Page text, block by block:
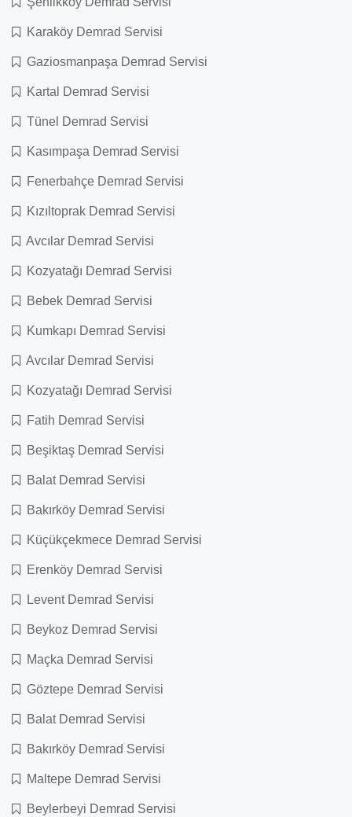
Karaköy Demrad Servisi
Gaziosmanpaşa Demrad Servisi
Kartal Demrad Servisi
Tünel Demrad Servisi
Kasımpaşa Demrad Servisi
Fenerbahçe Demrad Servisi
Kızıltoprak Demrad Servisi
Avcılar Demrad Servisi
Kozyatağı Demrad Servisi
Bebek Demrad Servisi
Kumkapı Demrad Servisi
Avcılar Demrad Servisi
Kozyatağı Demrad Servisi
Fatih Demrad Servisi
Beşiktaş Demrad Servisi
Balat Demrad Servisi
Bakırköy Demrad Servisi
Küçükçekmece Demrad Servisi
Erenköy Demrad Servisi
Levent Demrad Servisi
Beykoz Demrad Servisi
Maçka Demrad Servisi
Göztepe Demrad Servisi
Balat Demrad Servisi
Bakırköy Demrad Servisi
Maltepe Demrad Servisi
Beylerbeyi Demrad Servisi